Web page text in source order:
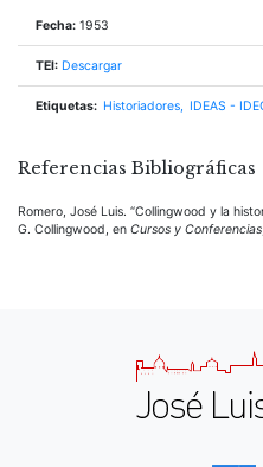
Fecha: 1953
TEI: Descargar
Etiquetas: Historiadores IDEAS -
Referencias Bibliográficas
Romero, José Luis. “Collingwood y la
G. Collingwood, en Cursos y Conferencias